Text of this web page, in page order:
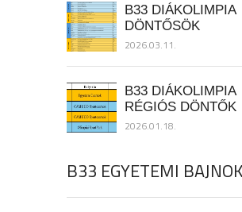
B33 DIÁKOLIMPIA
DÖNTŐSÖK
2026.03.11.
B33 DIÁKOLIMPIA
RÉGIÓS DÖNTŐK
2026.01.18.
B33 EGYETEMI